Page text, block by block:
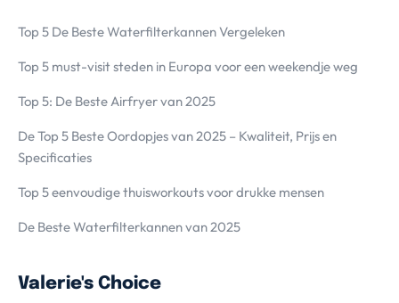
Top 5 De Beste Waterfilterkannen Vergeleken
Top 5 must-visit steden in Europa voor een weekendje weg
Top 5: De Beste Airfryer van 2025
De Top 5 Beste Oordopjes van 2025 – Kwaliteit, Prijs en
Specificaties
Top 5 eenvoudige thuisworkouts voor drukke mensen
De Beste Waterfilterkannen van 2025
Valerie's Choice